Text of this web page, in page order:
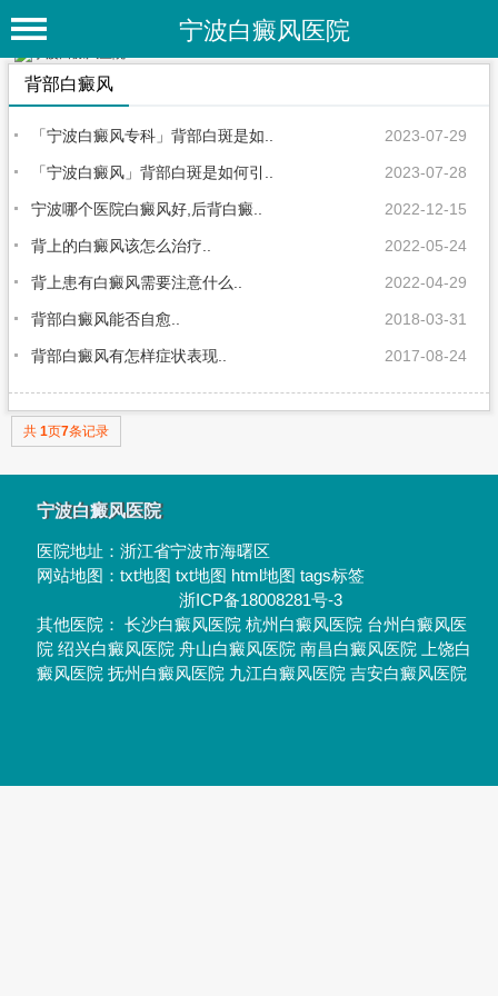
宁波白癜风医院
首 页
医院简介
医院动态
专家团队
特色疗法
白癜风人群
白癜风部位
白癜风类型
在线问诊
背部白癜风
2023-07-29
「宁波白癜风专科」背部白斑是如..
2023-07-28
「宁波白癜风」背部白斑是如何引..
2022-12-15
宁波哪个医院白癜风好,后背白癜..
2022-05-24
背上的白癜风该怎么治疗..
2022-04-29
背上患有白癜风需要注意什么..
2018-03-31
背部白癜风能否自愈..
2017-08-24
背部白癜风有怎样症状表现..
共 1页7条记录
宁波白癜风医院
医院地址：浙江省宁波市海曙区
网站地图：txt地图 txt地图 html地图 tags标签
浙ICP备18008281号-3
其他医院：长沙白癜风医院 杭州白癜风医院 台州白癜风医
院 绍兴白癜风医院 舟山白癜风医院 南昌白癜风医院
上饶白
癜风医院 抚州白癜风医院 九江白癜风医院 吉安白癜风医院